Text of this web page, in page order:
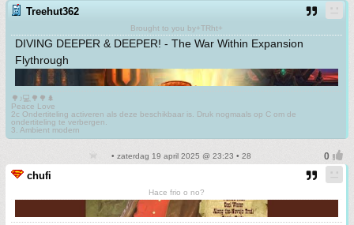
Treehut362
Brought to you by+TRht+
DIVING DEEPER & DEEPER! - The War Within Expansion
Flythrough
🌳♪💻🌳🌳🌲
Peace Love
2c Ondertiteling activeren als deze beschikbaar is. Druk nogmaals op C om de
ondertiteling te verbergen.
3. Ambient modern
• zaterdag 19 april 2025 @ 23:23 • 28
chufi
Hace frio o no?